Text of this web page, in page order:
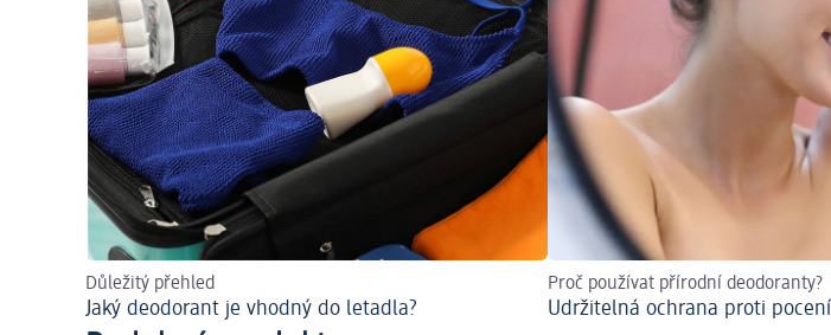
Důležitý přehled
Jaký deodorant je vhodný do letadla?
Proč používat přírodní deodoranty?
Udržitelná ochrana proti pocení